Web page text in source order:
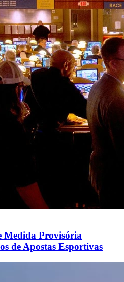
Medida Provisória
de Apostas Esportivas